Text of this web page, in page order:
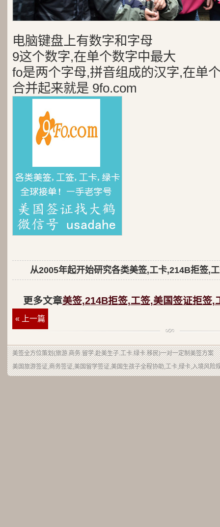
电脑键盘上有数字和字母
9这个数字,在单个数字中最大
fo是两个字母,拼音组成的汉字,在单
合并起来就是 9fo.com
从2005年起开始研究各类美签,工卡,214B拒签,
更多文章美签,214B拒签,工签,美国签证拒签,
« 上一篇
美签全方位策划(旅游.商务.留学.赴美生子.工卡.绿卡.移民)一对一定制美签方案
美国旅游签证,商务签证,美国留学签证,美国生孩子全程协助,工卡,绿卡,入境风险